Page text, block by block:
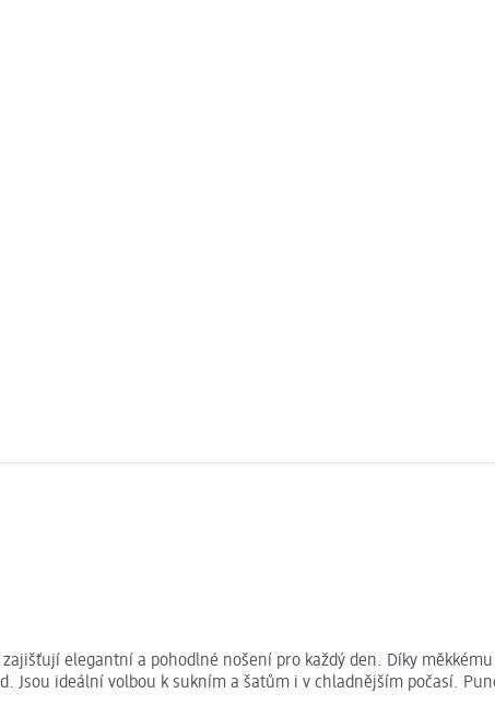
elegantní a pohodlné nošení pro každý den. Díky
Jsou ideální volbou k sukním a šatům i v chladnějším počasí.